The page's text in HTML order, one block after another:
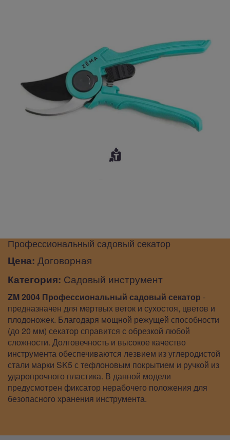
Профессиональный садовый секатор
Цена: Договорная
Категория: Садовый инструмент
ZM 2004 Профессиональный садовый секатор -
предназначен для мертвых веток и сухостоя, цветов и
плодоножек. Благодаря мощной режущей способности
(до 20 мм) секатор справится с обрезкой любой
сложности. Долговечность и высокое качество
инструмента обеспечиваются лезвием из углеродистой
стали марки SK5 с тефлоновым покрытием и ручкой из
ударопрочного пластика. В данной модели
предусмотрен фиксатор нерабочего положения для
безопасного хранения инструмента.